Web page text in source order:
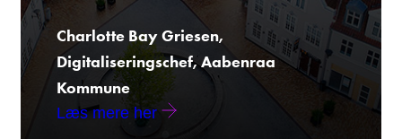
Charlotte Bay Griesen,
Digitaliseringschef, Aabenraa
Kommune
Læs mere her